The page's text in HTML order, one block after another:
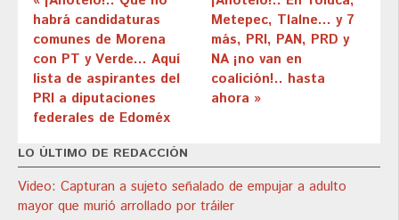
habrá candidaturas
comunes de Morena
con PT y Verde… Aquí
lista de aspirantes del
PRI a diputaciones
federales de Edoméx
Metepec, Tlalne… y 7
más, PRI, PAN, PRD y
NA ¡no van en
coalición!.. hasta
ahora »
LO ÚLTIMO DE REDACCIÓN
Video: Capturan a sujeto señalado de empujar a adulto
mayor que murió arrollado por tráiler